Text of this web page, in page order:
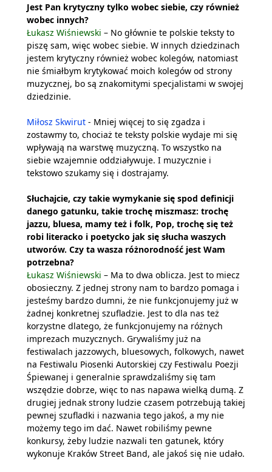
Jest Pan krytyczny tylko wobec siebie, czy również
wobec innych?
Łukasz Wiśniewski – No głównie te polskie teksty to
piszę sam, więc wobec siebie. W innych dziedzinach
jestem krytyczny również wobec kolegów, natomiast
nie śmiałbym krytykować moich kolegów od strony
muzycznej, bo są znakomitymi specjalistami w swojej
dziedzinie.
Miłosz Skwirut - Mniej więcej to się zgadza i
zostawmy to, chociaż te teksty polskie wydaje mi się
wpływają na warstwę muzyczną. To wszystko na
siebie wzajemnie oddziaływuje. I muzycznie i
tekstowo szukamy się i dostrajamy.
Słuchajcie, czy takie wymykanie się spod definicji
danego gatunku, takie trochę miszmasz: trochę
jazzu, bluesa, mamy też i folk, Pop, trochę się też
robi literacko i poetycko jak się słucha waszych
utworów. Czy ta wasza różnorodność jest Wam
potrzebna?
Łukasz Wiśniewski – Ma to dwa oblicza. Jest to miecz
obosieczny. Z jednej strony nam to bardzo pomaga i
jesteśmy bardzo dumni, że nie funkcjonujemy już w
żadnej konkretnej szufladzie. Jest to dla nas też
korzystne dlatego, że funkcjonujemy na różnych
imprezach muzycznych. Grywaliśmy już na
festiwalach jazzowych, bluesowych, folkowych, nawet
na Festiwalu Piosenki Autorskiej czy Festiwalu Poezji
Śpiewanej i generalnie sprawdzaliśmy się tam
wszędzie dobrze, więc to nas napawa wielką dumą. Z
drugiej jednak strony ludzie czasem potrzebują takiej
pewnej szufladki i nazwania tego jakoś, a my nie
możemy tego im dać. Nawet robiliśmy pewne
konkursy, żeby ludzie nazwali ten gatunek, który
wykonuje Kraków Street Band, ale jakoś się nie udało.